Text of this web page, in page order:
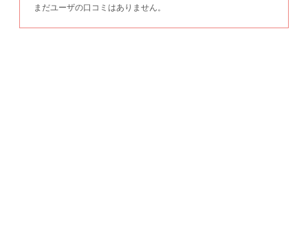
まだユーザの口コミはありません。